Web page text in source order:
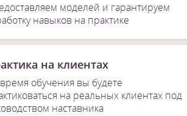
моделей и гарантируем
навыков на практике
на клиентах
обучения вы будете
на реальных клиентах под
наставника